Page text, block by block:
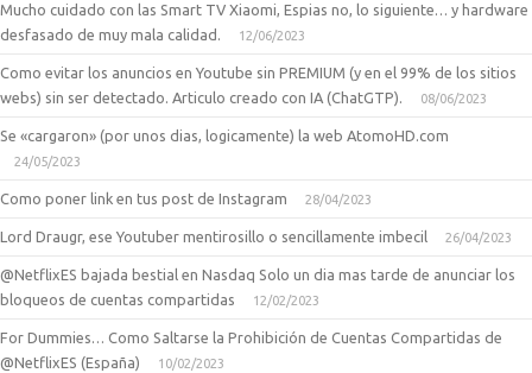
Mucho cuidado con las Smart TV Xiaomi, Espias no, lo siguiente… y hardware
desfasado de muy mala calidad.
12/06/2023
Como evitar los anuncios en Youtube sin PREMIUM (y en el 99% de los sitios
webs) sin ser detectado. Articulo creado con IA (ChatGTP).
08/06/2023
Se «cargaron» (por unos dias, logicamente) la web AtomoHD.com
24/05/2023
Como poner link en tus post de Instagram 28/04/2023
Lord Draugr, ese Youtuber mentirosillo o sencillamente imbecil 26/04/2023
@NetflixES bajada bestial en Nasdaq Solo un dia mas tarde de anunciar los
bloqueos de cuentas compartidas
12/02/2023
For Dummies… Como Saltarse la Prohibición de Cuentas Compartidas de
@NetflixES (España)
10/02/2023